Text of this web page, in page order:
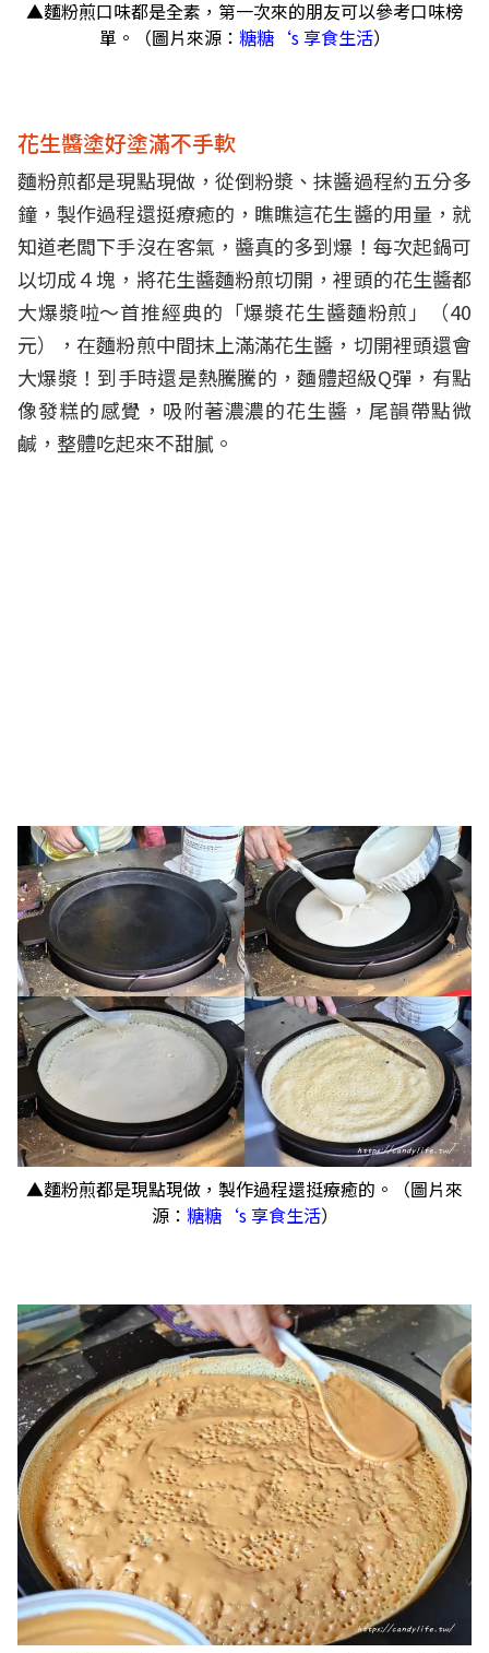
▲麵粉煎口味都是全素，第一次來的朋友可以參考口味榜
單。（圖片來源： 糖糖‘s 享食生活）
花生醬塗好塗滿不手軟
麵粉煎都是現點現做，從倒粉漿、抹醬過程約五分多
鐘，製作過程還挺療癒的，瞧瞧這花生醬的用量，就
知道老闆下手沒在客氣，醬真的多到爆！每次起鍋可
以切成４塊，將花生醬麵粉煎切開，裡頭的花生醬都
大爆漿啦～首推經典的「爆漿花生醬麵粉煎」（40
元），在麵粉煎中間抹上滿滿花生醬，切開裡頭還會
大爆漿！到手時還是熱騰騰的，麵體超級Q彈，有點
像發糕的感覺，吸附著濃濃的花生醬，尾韻帶點微
鹹，整體吃起來不甜膩。
▲麵粉煎都是現點現做，製作過程還挺療癒的。（圖片來
源： 糖糖‘s 享食生活）